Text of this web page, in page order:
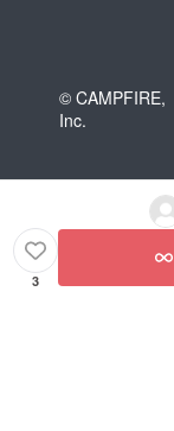
© CAMPFIRE,
Inc.
3